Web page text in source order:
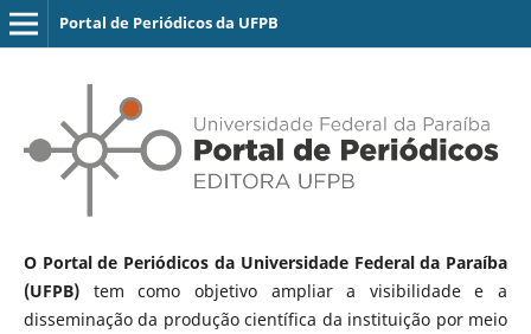
Portal de Periódicos da UFPB
O Portal de Periódicos da Universidade Federal da Paraíba
(UFPB)tem como objetivo ampliar a visibilidade e a
disseminação da produção científica da instituição por meio